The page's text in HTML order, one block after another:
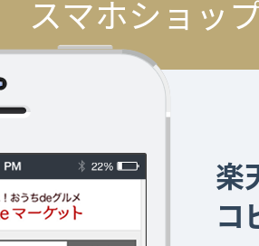
スマホショッ
楽
コ